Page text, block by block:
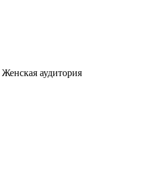
Женская аудитория